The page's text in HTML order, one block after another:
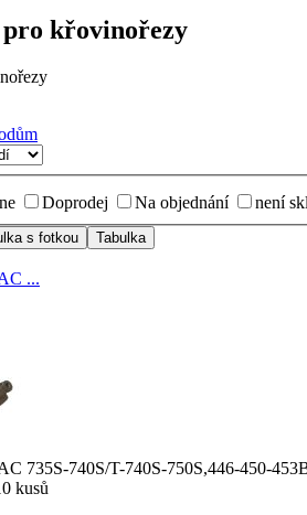
křovinořezy
Doprodej Na objednání není
...
735S-740S/T-740S-750S,446-450-
kusů